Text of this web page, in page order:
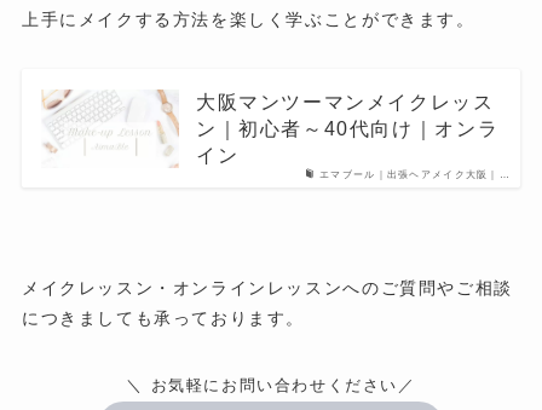
上手にメイクする方法を楽しく学ぶことができます。
エマブール｜出張ヘアメイク大阪｜…
大阪マンツーマンメイクレッス
ン｜初心者～40代向け｜オンラ
イン
メイクレッスン・オンラインレッスンへのご質問やご相談
につきましても承っております。
＼ お気軽にお問い合わせください／